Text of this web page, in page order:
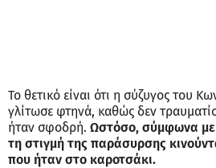
Το θετικό είναι ότι η σύζυγος του
γλίτωσε φτηνά, καθώς δεν
ήταν σφοδρή. Ωστόσο, σύμφωνα με
τη στιγμή της παράσυρσης
που ήταν στο καροτσάκι.